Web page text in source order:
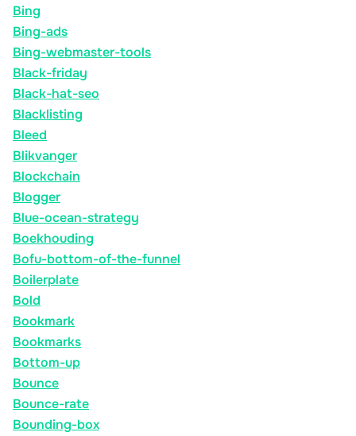
Bing
Bing-ads
Bing-webmaster-tools
Black-friday
Black-hat-seo
Blacklisting
Bleed
Blikvanger
Blockchain
Blogger
Blue-ocean-strategy
Boekhouding
Bofu-bottom-of-the-funnel
Boilerplate
Bold
Bookmark
Bookmarks
Bottom-up
Bounce
Bounce-rate
Bounding-box